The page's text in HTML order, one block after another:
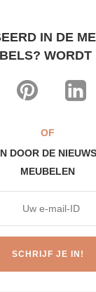
IN DE
WORDT
OF
DOOR DE
MEUBELEN